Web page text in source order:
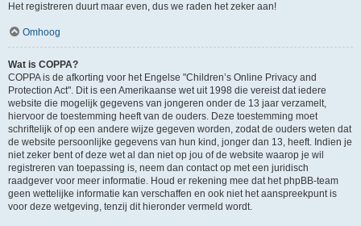
Het registreren duurt maar even, dus we raden het zeker aan!
Omhoog
Wat is COPPA?
COPPA is de afkorting voor het Engelse "Children’s Online Privacy and
Protection Act". Dit is een Amerikaanse wet uit 1998 die vereist dat iedere
website die mogelijk gegevens van jongeren onder de 13 jaar verzamelt,
hiervoor de toestemming heeft van de ouders. Deze toestemming moet
schriftelijk of op een andere wijze gegeven worden, zodat de ouders weten dat
de website persoonlijke gegevens van hun kind, jonger dan 13, heeft. Indien je
niet zeker bent of deze wet al dan niet op jou of de website waarop je wil
registreren van toepassing is, neem dan contact op met een juridisch
raadgever voor meer informatie. Houd er rekening mee dat het phpBB-team
geen wettelijke informatie kan verschaffen en ook niet het aanspreekpunt is
voor deze wetgeving, tenzij dit hieronder vermeld wordt.